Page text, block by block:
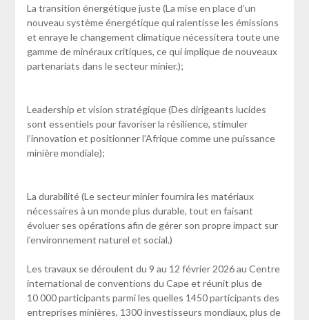
La transition énergétique juste (La mise en place d’un
nouveau système énergétique qui ralentisse les émissions
et enraye le changement climatique nécessitera toute une
gamme de minéraux critiques, ce qui implique de nouveaux
partenariats dans le secteur minier.);
Leadership et vision stratégique (Des dirigeants lucides
sont essentiels pour favoriser la résilience, stimuler
l’innovation et positionner l’Afrique comme une puissance
minière mondiale);
La durabilité (Le secteur minier fournira les matériaux
nécessaires à un monde plus durable, tout en faisant
évoluer ses opérations afin de gérer son propre impact sur
l’environnement naturel et social.)
Les travaux se déroulent du 9 au 12 février 2026 au Centre
international de conventions du Cape et réunit plus de
10 000 participants parmi les quelles 1450 participants des
entreprises minières, 1300 investisseurs mondiaux, plus de